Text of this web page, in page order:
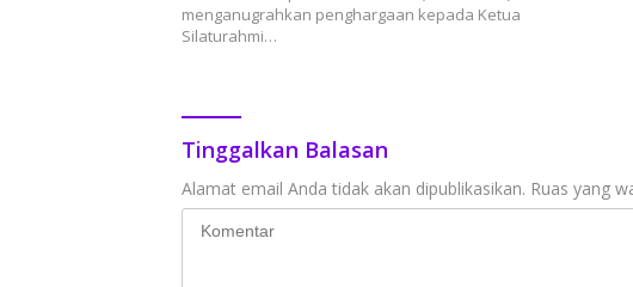
menganugrahkan penghargaan kepada Ketua
Silaturahmi…
Tinggalkan Balasan
Alamat email Anda tidak akan dipublikasikan. Ruas yang